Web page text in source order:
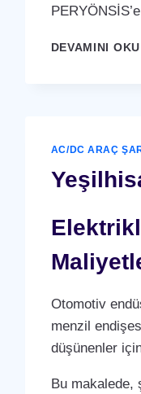
DEVAMINI OKU
AC/DC ARAÇ
Otomotiv
menzil
düşünenler
Bu makalede,